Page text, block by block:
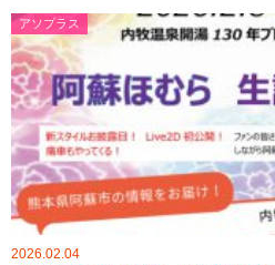
アソプラス
2026.02.04